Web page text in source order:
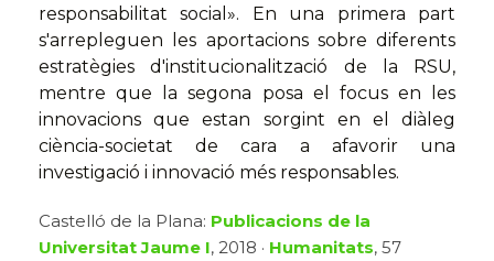
responsabilitat social». En una primera part
s'arrepleguen les aportacions sobre diferents
estratègies d'institucionalització de la RSU,
mentre que la segona posa el focus en les
innovacions que estan sorgint en el diàleg
ciència-societat de cara a afavorir una
investigació i innovació més responsables.
Castelló de la Plana: Publicacions de la
Universitat Jaume I, 2018 · Humanitats, 57